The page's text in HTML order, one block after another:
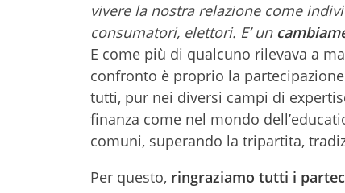
vivere la nostra relazione come
consumatori, elettori. E’ un
E come più di qualcuno rilevava a
confronto è proprio la
tutti, pur nei diversi campi di
finanza come nel mondo
comuni, superando la tripartita,
Per questo, ringraziamo tutti i